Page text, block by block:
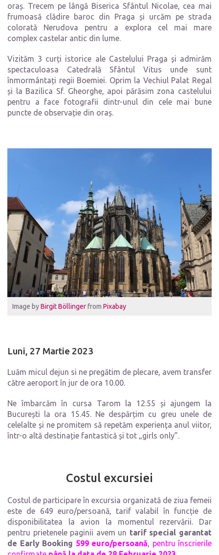
oraș. Trecem pe lângă Biserica Sfântul Nicolae, cea mai
frumoasă clădire baroc din Praga și urcăm pe strada
colorată Nerudova pentru a explora cel mai mare
complex castelar antic din lume.
Vizităm 3 curți istorice ale Castelului Praga și admirăm
spectaculoasa Catedrală Sfântul Vitus unde sunt
înmormântați regii Boemiei. Oprim la Vechiul Palat Regal
și la Bazilica Sf. Gheorghe, apoi părăsim zona castelului
pentru a face fotografii dintr-unul din cele mai bune
puncte de observație din oraș.
Image byBirgit Böllingerfrom Pixabay
Luni, 27 Martie 2023
Luăm micul dejun si ne pregătim de plecare, avem transfer
către aeroport în jur de ora 10.00.
Ne îmbarcăm în cursa Tarom la 12.55 și ajungem la
București la ora 15.45. Ne despărțim cu greu unele de
celelalte și ne promitem să repetăm experiența anul viitor,
într-o altă destinație fantastică și tot „girls only”.
Costul excursiei
Costul de participare în excursia organizată de ziua femeii
este de 649 euro/persoană, tarif valabil în funcție de
disponibilitatea la avion la momentul rezervării. Dar
pentru prietenele paginii avem un tarif special garantat
de Early Booking 599 euro/persoană, pentru înscrierile